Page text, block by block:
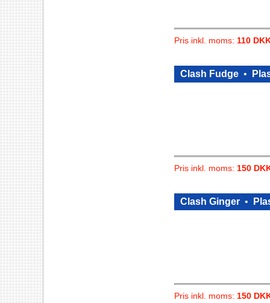
Pris inkl. moms: 110
Clash Fudge •
Pris inkl. moms: 150
Clash Ginger •
Pris inkl. moms: 150